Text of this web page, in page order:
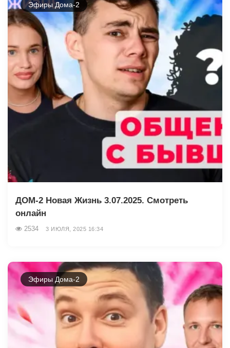
Эфиры Дома-2
ДОМ-2 Новая Жизнь 3.07.2025. Смотреть
онлайн
2534 3 ИЮЛЯ, 2025 16:34
Эфиры Дома-2